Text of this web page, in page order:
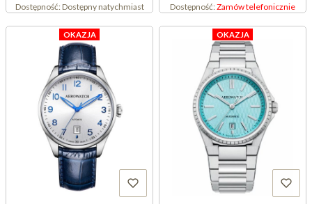
Dostępność:Dostępny natychmiast Dostępność:Zamów telefonicznie
OKAZJA OKAZJA